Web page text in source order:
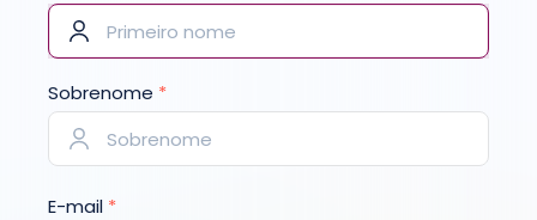
Sobrenome *
E-mail *